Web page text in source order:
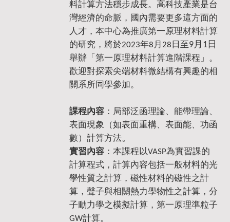
料計算方法穩步成長。高科技產業是台
灣經濟的命脈，國內需要更多這方面的
人才，本中心為推廣第一原理材料計算
的研究，將於2023年8月28日至9月1日
舉辦「第一原理材料計算進階課程」。
歡迎對探索尖端材料微結構有興趣的相
關系所同學參加。
課程內容 ：局部泛函理論、能帶理論、
表面現象（如表面重構、表面能、功函
數）計算方法。
實習內容 ：本課程以VASP為實習課的
計算程式，計算內容包括一般材料的光
學性質之計算，磁性材料的磁性之計
算，聲子與相關熱力學物性之計算，分
子動力學之模擬計算，第一原理準粒子
GW計算。